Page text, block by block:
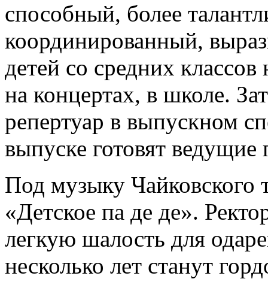
способный, более
координированный,
детей со средних
на концертах, в школе.
репертуар в выпускном
выпуске готовят ведущие
Под музыку
«Детское па де де».
легкую шалость для
несколько лет станут